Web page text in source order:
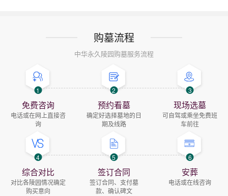
购墓流程
中华永久陵园购墓服务流程
1
免费咨询
电话或在网上直接咨
询
2
预约看墓
确定好选择墓地的日
期及线路
3
现场选墓
可自驾或乘坐免费班
车前往
4
综合对比
对比各陵园情况确定
购买意向
5
签订合同
签订合同、支付墓
款、确认碑文
6
安葬
电话或在线咨询